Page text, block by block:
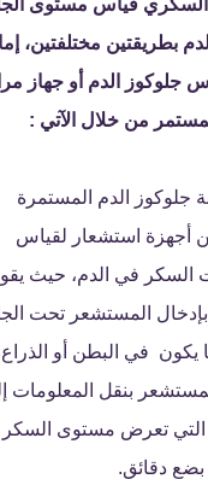
قياس مستوى
بطريقتين مختلفتين، إما
جلوكوز الدم أو جهاز
من خلال الآتي :
جلوكوز الدم المستمرة
أجهزة استشعار لقياس
السكر في الدم، حيث
المستشعر تحت
يكون في البطن أو
بنقل المعلومات
التي تعرض مستوى
بضع دقائق.